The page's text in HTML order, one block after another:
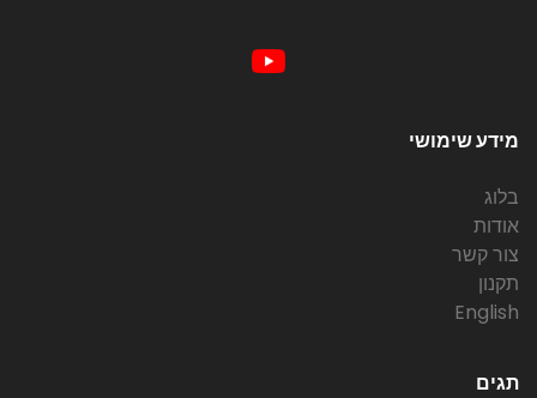
מידע שימושי
בלוג
אודות
צור קשר
תקנון
English
תגים